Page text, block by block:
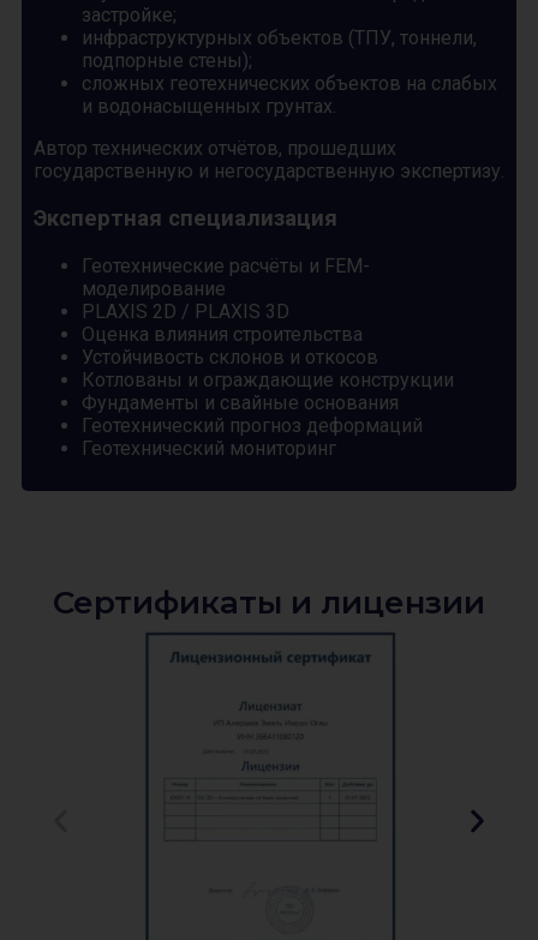
застройке;
инфраструктурных объектов (ТПУ, тоннели,
подпорные стены);
сложных геотехнических объектов на слабых
и водонасыщенных грунтах.
Автор технических отчётов, прошедших
государственную и негосударственную экспертизу.
Экспертная специализация
Геотехнические расчёты и FEM-
моделирование
PLAXIS 2D / PLAXIS 3D
Оценка влияния строительства
Устойчивость склонов и откосов
Котлованы и ограждающие конструкции
Фундаменты и свайные основания
Геотехнический прогноз деформаций
Геотехнический мониторинг
Сертификаты и лицензии